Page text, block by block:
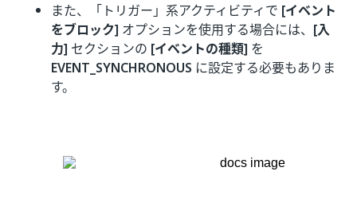
また、「トリガー」系アクティビティで [イベント
をブロック] オプションを使用する場合には、 [入
力] セクションの [イベントの種類] を
EVENT_SYNCHRONOUS に設定する必要もありま
す。